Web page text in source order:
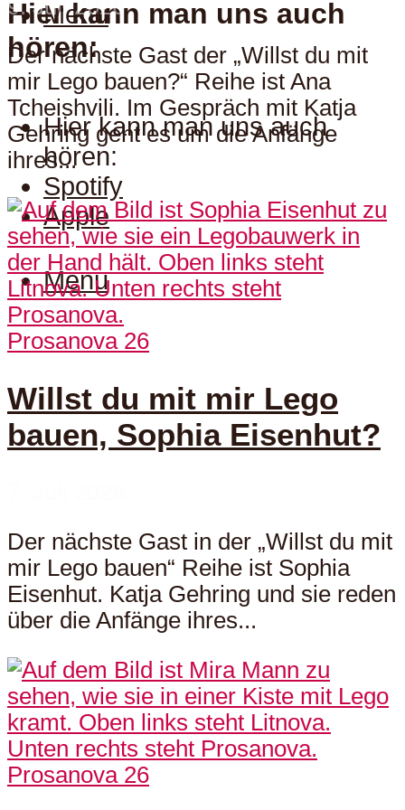
Menu
Hier kann man uns auch
hören:
Hier kann man uns auch
hören:
Spotify
Apple
Menu
9. Juli 2026
Der nächste Gast der „Willst du mit
mir Lego bauen?“ Reihe ist Ana
Tcheishvili. Im Gespräch mit Katja
Gehring geht es um die Anfänge
ihres...
Prosanova 26
Willst du mit mir Lego
bauen, Sophia Eisenhut?
Der nächste Gast in der „Willst du mit
mir Lego bauen“ Reihe ist Sophia
Eisenhut. Katja Gehring und sie reden
über die Anfänge ihres...
Prosanova 26